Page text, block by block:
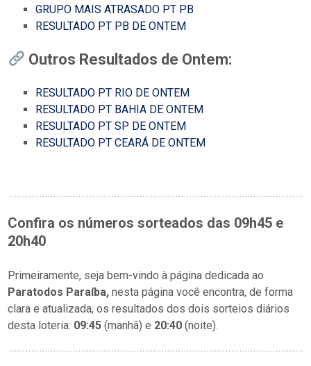
GRUPO MAIS ATRASADO PT PB
RESULTADO PT PB DE ONTEM
Outros Resultados de Ontem:
RESULTADO PT RIO DE ONTEM
RESULTADO PT BAHIA DE ONTEM
RESULTADO PT SP DE ONTEM
RESULTADO PT CEARÁ DE ONTEM
Confira os números sorteados das 09h45 e
20h40
Primeiramente, seja bem-vindo à página dedicada ao
Paratodos Paraíba, nesta página você encontra, de forma
clara e atualizada, os resultados dos dois sorteios diários
desta loteria: 09:45 (manhã) e 20:40 (noite).